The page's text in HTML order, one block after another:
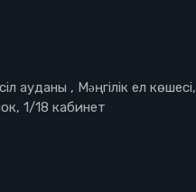
ауданы , Мəңгілік ел көшесі,
1/18 кабинет